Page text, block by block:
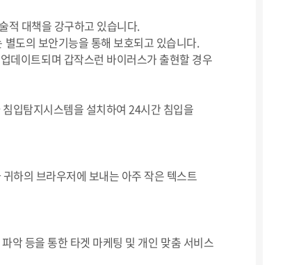
적 대책을 강구하고 있습니다.
도의 보안기능을 통해 보호되고 있습니다.
데이트되며 갑작스런 바이러스가 출현할 경우
입탐지시스템을 설치하여 24시간 침입을
하의 브라우저에 보내는 아주 작은 텍스트
악 등을 통한 타겟 마케팅 및 개인 맞춤 서비스